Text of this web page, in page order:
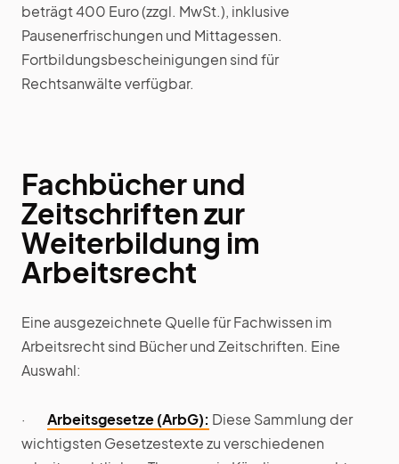
beträgt 400 Euro (zzgl. MwSt.), inklusive
Pausenerfrischungen und Mittagessen.
Fortbildungsbescheinigungen sind für
Rechtsanwälte verfügbar.
Fachbücher und
Zeitschriften zur
Weiterbildung im
Arbeitsrecht
Eine ausgezeichnete Quelle für Fachwissen im
Arbeitsrecht sind Bücher und Zeitschriften. Eine
Auswahl:
· Arbeitsgesetze (ArbG): Diese Sammlung der
wichtigsten Gesetzestexte zu verschiedenen